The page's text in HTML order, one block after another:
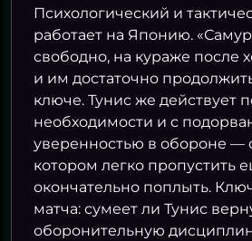
Психологический и
работает на Японию.
свободно, на кураже после
и им достаточно
ключе. Тунис же действует
необходимости и с
уверенностью в обороне —
котором легко пропустить
окончательно поплыть.
матча: сумеет ли Тунис
оборонительную